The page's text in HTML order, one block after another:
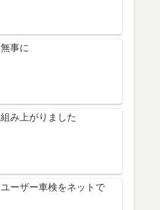
無事に
組み上がりました
ユーザー車検をネットで